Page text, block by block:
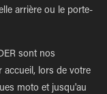
arrière ou le porte-
sont nos
accueil, lors de votre
moto et jusqu'au